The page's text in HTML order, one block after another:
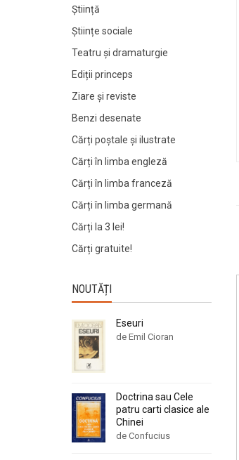
Știință
Științe sociale
Teatru și dramaturgie
Ediții princeps
Ziare şi reviste
Benzi desenate
Cărți poștale și ilustrate
Cărți în limba engleză
Cărți în limba franceză
Cărți în limba germană
Cărți la 3 lei!
Cărți gratuite!
NOUTĂȚI
Eseuri
de Emil Cioran
Doctrina sau Cele
patru carti clasice ale
Chinei
de Confucius